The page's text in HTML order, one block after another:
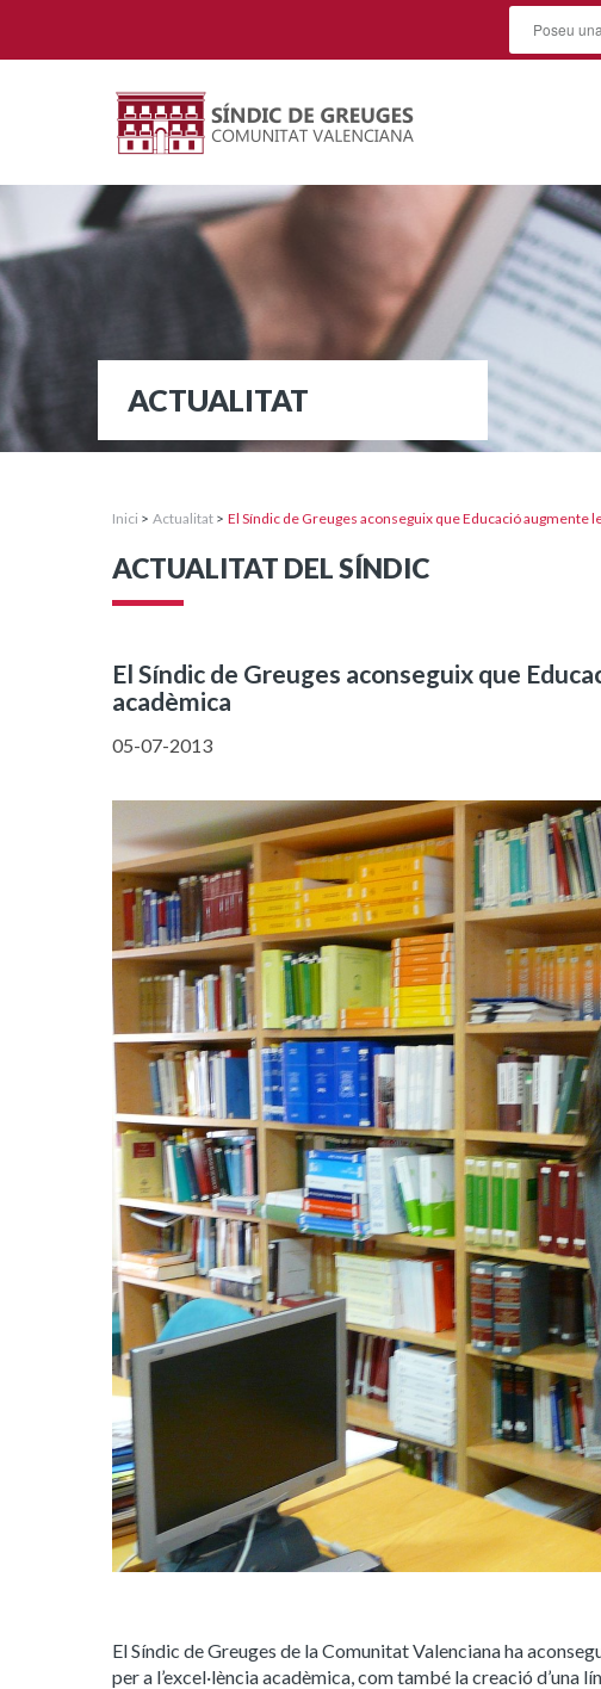
Poseu
ACTUALITAT
Inici > Actualitat> El Síndic de Greuges aconseguix que Educació augmente
ACTUALITAT DEL SÍNDIC
El Síndic de Greuges aconseguix que
acadèmica
05-07-2013
El Síndic de Greuges de la Comunitat Valenciana ha
per a l’excel·lència acadèmica, com també la creació